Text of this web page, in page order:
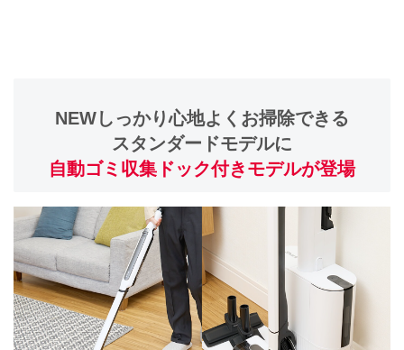
NEWしっかり心地よくお掃除できる
スタンダードモデルに
自動ゴミ収集ドック付きモデルが登場